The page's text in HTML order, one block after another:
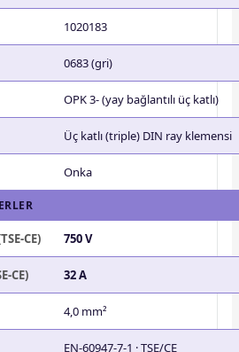
1020183
0683 (gri)
OPK 3- (yay bağlantılı üç katlı)
Üç katlı (triple) DIN ray klemensi
Onka
CE) 750 V
CE) 32 A
4,0 mm²
EN-60947-7-1 · TSE/CE